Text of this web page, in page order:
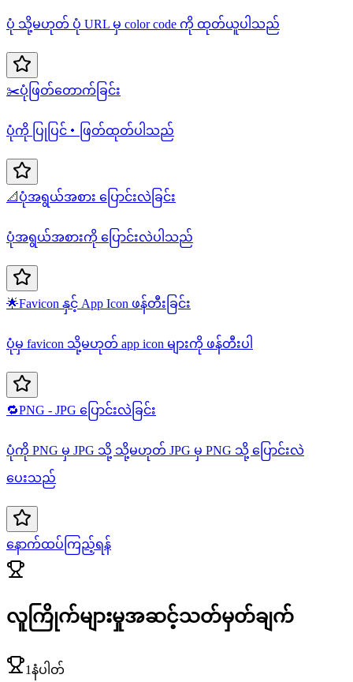
ပုံ သို့မဟုတ် ပုံ URL မှ color code ကို ထုတ်ယူပါသည်
✂️ပုံဖြတ်တောက်ခြင်း
ပုံကို ပြုပြင်・ဖြတ်ထုတ်ပါသည်
📐 ပုံအရွယ်အစား ပြောင်းလဲခြင်း
ပုံအရွယ်အစားကို ပြောင်းလဲပါသည်
🌟Favicon နှင့် App Icon ဖန်တီးခြင်း
ပုံမှ favicon သို့မဟုတ် app icon များကို ဖန်တီးပါ
🔁PNG - JPG ပြောင်းလဲခြင်း
ပုံကို PNG မှ JPG သို့ သို့မဟုတ် JPG မှ PNG သို့ ပြောင်းလဲ
ပေးသည်
နောက်ထပ်ကြည့်ရန်
လူကြိုက်များမှုအဆင့်သတ်မှတ်ချက်
1နံပါတ်